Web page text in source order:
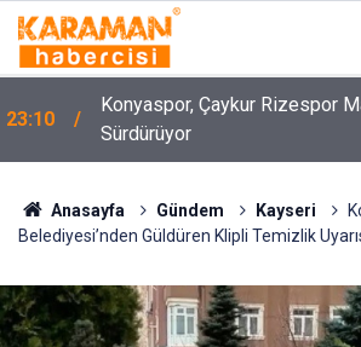
23:10
Konyaspor, Çaykur Rizespor
Sürdürüyor
Anasayfa Gündem Kayseri
Belediyesi’nden Güldüren Klipli Temizlik